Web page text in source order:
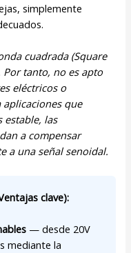
simplemente
cuadrada (Square
Por tanto, no es apto
eléctricos o
que
estable, las
a compensar
a una señal senoidal.
clave):
— desde 20V
mediante la